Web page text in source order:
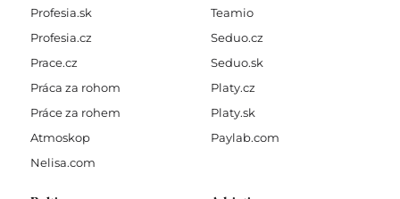
Profesia.sk
Profesia.cz
Prace.cz
Práca za rohom
Práce za rohem
Atmoskop
Nelisa.com
Teamio
Seduo.cz
Seduo.sk
Platy.cz
Platy.sk
Paylab.com